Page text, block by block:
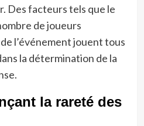
Des facteurs tels que le
de joueurs
l’événement jouent tous
la détermination de la
la rareté des